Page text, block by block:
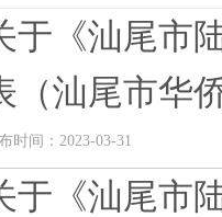
于《汕尾市
（汕尾市华
时间：2023-03-31
于《汕尾市